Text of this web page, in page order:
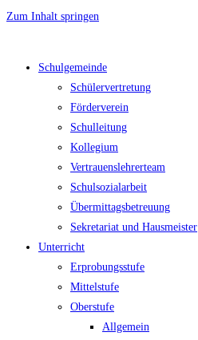
Zum Inhalt springen
Schulgemeinde
Schülervertretung
Förderverein
Schulleitung
Kollegium
Vertrauenslehrerteam
Schulsozialarbeit
Übermittagsbetreuung
Sekretariat und Hausmeister
Unterricht
Erprobungsstufe
Mittelstufe
Oberstufe
Allgemein